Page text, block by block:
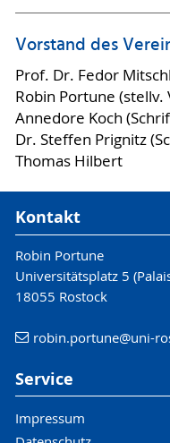
Vorstand des
Prof. Dr. Fedor
Robin Portune (stellv.
Annedore Koch
Dr. Steffen Prignitz
Thomas Hilbert
Kontakt
Robin Portune
Universitätsplatz 5
18055 Rostock
robin.portune@uni-
Service
Impressum